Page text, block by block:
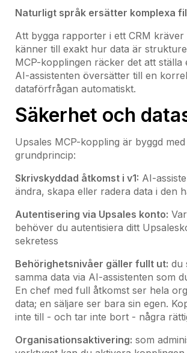
Naturligt språk ersätter komplexa
Att bygga rapporter i ett CRM kräver
känner till exakt hur data är
MCP-kopplingen räcker det att ställa
AI-assistenten översätter till en
dataförfrågan automatiskt.
Säkerhet och
Upsales MCP-koppling är byggd
grundprincip:
Skrivskyddad åtkomst i v1: AI-
ändra, skapa eller radera data i den
Autentisering via Upsales konto:
behöver du autentisiera ditt
sekretess
Behörighetsnivåer gäller fullt ut: du
samma data via AI-assistenten som
En chef med full åtkomst ser hela
data; en säljare ser bara sin egen.
inte till - och tar inte bort - några
Organisationsaktivering: som